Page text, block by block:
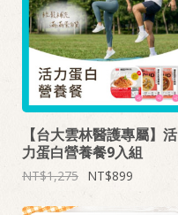
【台大雲林醫護專屬】活
力蛋白營養餐9入組
1,275 899